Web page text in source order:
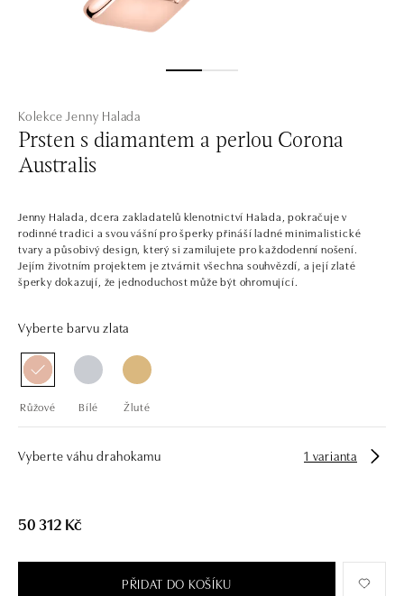
Kolekce Jenny Halada
Prsten s diamantem a perlou Corona
Australis
Jenny Halada, dcera zakladatelů klenotnictví Halada, pokračuje v
rodinné tradici a svou vášní pro šperky přináší ladné minimalistické
tvary a působivý design, který si zamilujete pro každodenní nošení.
Jejím životním projektem je ztvárnit všechna souhvězdí, a její zlaté
šperky dokazují, že jednoduchost může být ohromující.
Vyberte barvu zlata
Růžové Bílé Žluté
Vyberte váhu drahokamu 1 varianta
50 312 Kč
PŘIDAT DO KOŠÍKU